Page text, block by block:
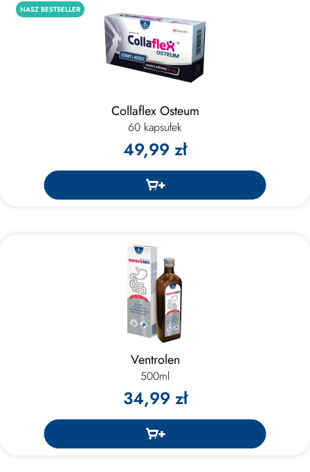
NASZ BESTSELLER
Collaflex Osteum
60 kapsułek
49,99 zł
Ventrolen
500ml
34,99 zł